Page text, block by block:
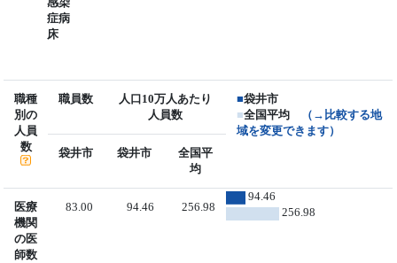
症病
床
職種
別の
人員
数
職員数
人口10万人あたり
人員数
■袋井市
■全国平均
（→比較する地
域を変更できます）
袋井市
袋井市
全国平
均
医療
機関
の医
師数
83.00 94.46 256.98
94.46
256.98